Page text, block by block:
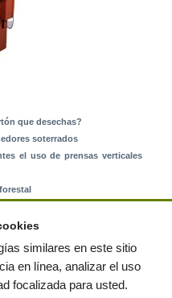
que desechas?
soterrados
el uso de prensas verticales
Política de privacidad
similares en este sitio
en línea, analizar el uso
focalizada para usted.